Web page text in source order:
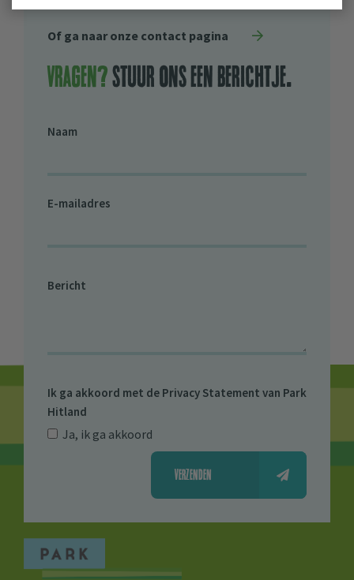
Of ga naar onze contact pagina
Vragen?stuur ons een berichtje.
Naam
E-mailadres
Bericht
Ik ga akkoord met de Privacy Statement van Park
Hitland
Ja, ik ga akkoord
VERZENDEN